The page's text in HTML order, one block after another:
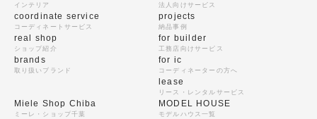
インテリア
coordinate service
コーディネートサービス
real shop
ショップ紹介
brands
取り扱いブランド
法人向けサービス
projects
納品事例
for builder
工務店向けサービス
for ic
コーディネーターの方へ
lease
リース・レンタルサービス
Miele Shop Chiba
ミーレ・ショップ千葉
MODEL HOUSE
モデルハウス一覧